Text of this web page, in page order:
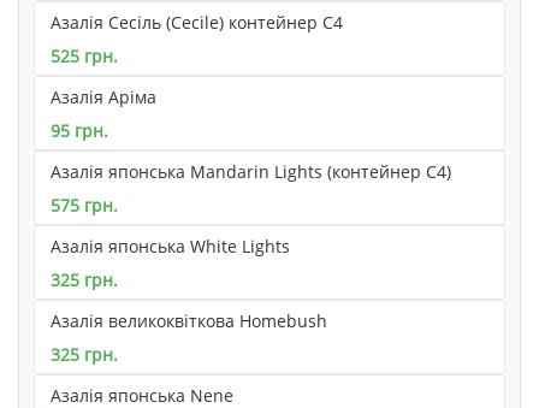
Азалія Сесіль (Cecile) контейнер С4
525 грн.
Азалія Аріма
95 грн.
Азалія японська Mandarin Lights (контейнер С4)
575 грн.
Азалія японська White Lights
325 грн.
Азалія великоквіткова Homebush
325 грн.
Азалія японська Nene